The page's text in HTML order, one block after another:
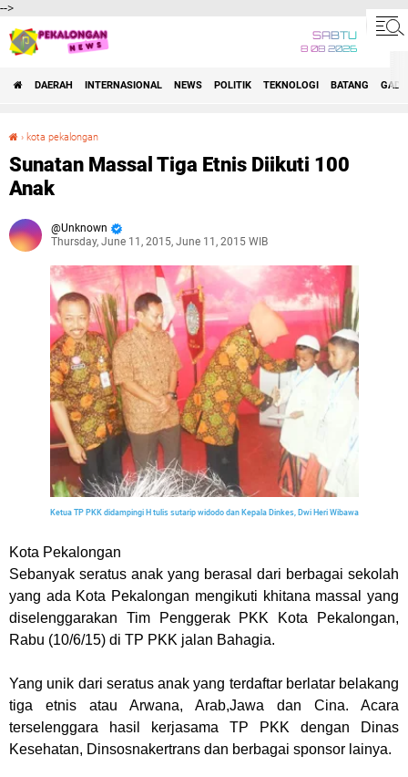
-->
SABTU
8 08 2026
DAERAH INTERNASIONAL NEWS POLITIK TEKNOLOGI BATANG
› kota pekalongan
Sunatan Massal Tiga Etnis Diikuti 100
Anak
Unknown
Thursday, June 11, 2015, June 11, 2015 WIB
Ketua TP PKK didampingi H tulis sutarip widodo dan Kepala Dinkes, Dwi Heri Wibawa
Kota Pekalongan
Sebanyak seratus anak yang berasal dari berbagai sekolah
yang ada Kota Pekalongan mengikuti khitana massal yang
diselenggarakan Tim Penggerak PKK Kota Pekalongan,
Rabu (10/6/15) di TP PKK jalan Bahagia.
Yang unik dari seratus anak yang terdaftar berlatar belakang
tiga etnis atau Arwana, Arab,Jawa dan Cina. Acara
terselenggara hasil kerjasama TP PKK dengan Dinas
Kesehatan, Dinsosnakertrans dan berbagai sponsor lainya.